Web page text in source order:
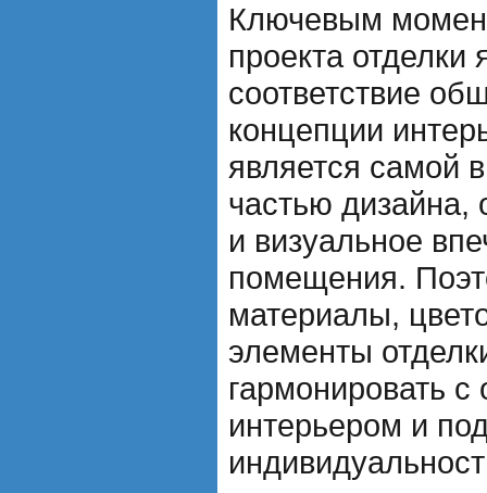
Ключевым
проекта отделки
соответствие
концепции
является самой
частью дизайна,
и визуальное
помещения.
материалы,
элементы
гармонировать
интерьером и